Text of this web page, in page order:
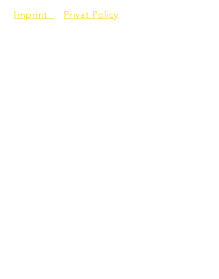
Imprint
Privat Policy